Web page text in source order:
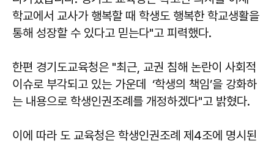
학교에서 교사가 행복할 때 학생도 행복한 학교생활을
통해 성장할 수 있다고 믿는다"고 피력했다.
한편 경기도교육청은 "최근, 교권 침해 논란이 사회적
이슈로 부각되고 있는 가운데 ‘학생의 책임’을 강화하
는 내용으로 학생인권조례를 개정하겠다"고 밝혔다.
이에 따라 도 교육청은 학생인권조례 제4조에 명시된